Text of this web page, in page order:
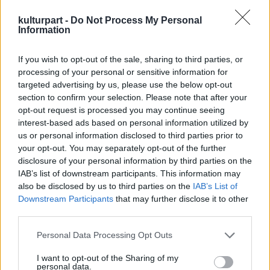
kulturpart - Do Not Process My Personal
Information
If you wish to opt-out of the sale, sharing to third parties, or
processing of your personal or sensitive information for
targeted advertising by us, please use the below opt-out
section to confirm your selection. Please note that after your
opt-out request is processed you may continue seeing
interest-based ads based on personal information utilized by
us or personal information disclosed to third parties prior to
your opt-out. You may separately opt-out of the further
disclosure of your personal information by third parties on the
IAB’s list of downstream participants. This information may
also be disclosed by us to third parties on the IAB’s List of
Downstream Participants that may further disclose it to other
Please note that this website/app uses one or more Google
not limited to your visit or usage behaviour. You may click to
Personal Data Processing Opt Outs
I want to opt-out of the Sharing of my
personal data.
Bródy
János, az
Fonográf
együttes
egykori
tagja 2-3
hónappal
később
figyelt fel Woodstockra. Egy évvel később
zártkörű vetítésen látta a filmet, s átérezte
korszakos jelentőségét. Crosby, Stills and
Nash mellett Jimi Hendrix tette rá a
legmélyebb benyomást, de szerette Joan
Baezt és Arlo Guthrie-t is. Woodstock
mérföldkő volt a rockzene és a fesztiválok
történetében. Bob Dylan talán hiányzott,
Woodstock csúcspontja volt annak a